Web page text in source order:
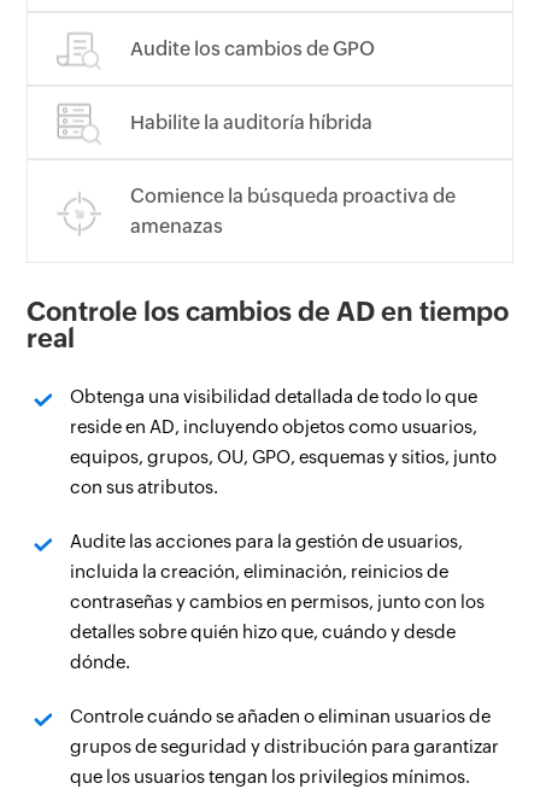
Audite los cambios de GPO
Habilite la auditoría híbrida
Comience la búsqueda proactiva de
amenazas
Controle los cambios de AD en tiempo
real
Obtenga una visibilidad detallada de todo lo que
reside en AD, incluyendo objetos como usuarios,
equipos, grupos, OU, GPO, esquemas y sitios, junto
con sus atributos.
Audite las acciones para la gestión de usuarios,
incluida la creación, eliminación, reinicios de
contraseñas y cambios en permisos, junto con los
detalles sobre quién hizo que, cuándo y desde
dónde.
Controle cuándo se añaden o eliminan usuarios de
grupos de seguridad y distribución para garantizar
que los usuarios tengan los privilegios mínimos.